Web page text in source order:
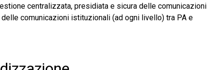
centralizzata, presidiata e sicura delle comunicazioni
comunicazioni istituzionali (ad ogni livello) tra PA e